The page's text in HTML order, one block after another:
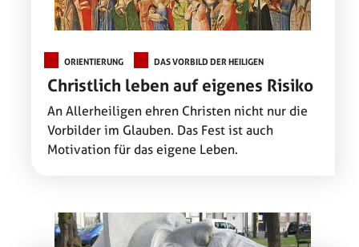
ORIENTIERUNG DAS VORBILD DER HEILIGEN
Christlich leben auf eigenes Risiko
An Allerheiligen ehren Christen nicht nur die
Vorbilder im Glauben. Das Fest ist auch
Motivation für das eigene Leben.